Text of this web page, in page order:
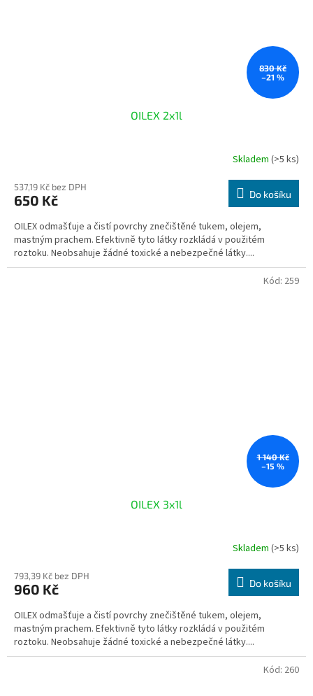
830 Kč
–21 %
OILEX 2x1l
Skladem (>5 ks)
537,19 Kč bez DPH
650 Kč Do košíku
OILEX odmašťuje a čistí povrchy znečištěné tukem, olejem,
mastným prachem. Efektivně tyto látky rozkládá v použitém
roztoku. Neobsahuje žádné toxické a nebezpečné látky....
1 140 Kč
–15 %
OILEX 3x1l
Skladem (>5 ks)
793,39 Kč bez DPH
960 Kč Do košíku
OILEX odmašťuje a čistí povrchy znečištěné tukem, olejem,
mastným prachem. Efektivně tyto látky rozkládá v použitém
roztoku. Neobsahuje žádné toxické a nebezpečné látky....
Kód: 259
Kód: 260